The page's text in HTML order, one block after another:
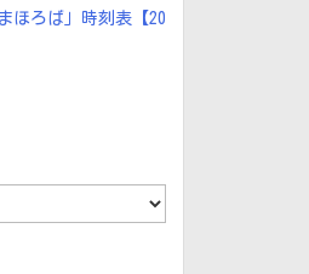
ほろば」時刻表【20